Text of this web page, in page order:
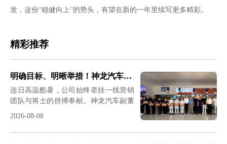
发，这份“稳健向上”的势头，有望在新的一年里续写更多精彩。
精彩推荐
明确目标、明晰举措！神龙汽车领导班子与一线共战
连日高温酷暑，公司始终牵挂一线营销
团队与将士的拼搏奉献。神龙汽车副董
兴分赴全国重点区域开展高温慰问，并
2026-08-08